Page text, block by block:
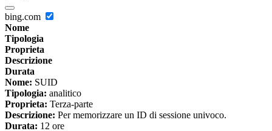
bing.com
Nome
Tipologia
Proprieta
Descrizione
Durata
Nome: SUID
Tipologia: analitico
Proprieta: Terza-parte
Descrizione: Per memorizzare un ID di sessione univoco.
Durata: 12 ore